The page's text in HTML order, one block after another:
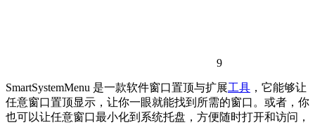
9
SmartSystemMenu 是一款软件窗口置顶与扩展工具 ，它能够让
任意窗口置顶显示，让你一眼就能找到所需的窗口。或者，你
也可以让任意窗口最小化到系统托盘，方便随时打开和访问，